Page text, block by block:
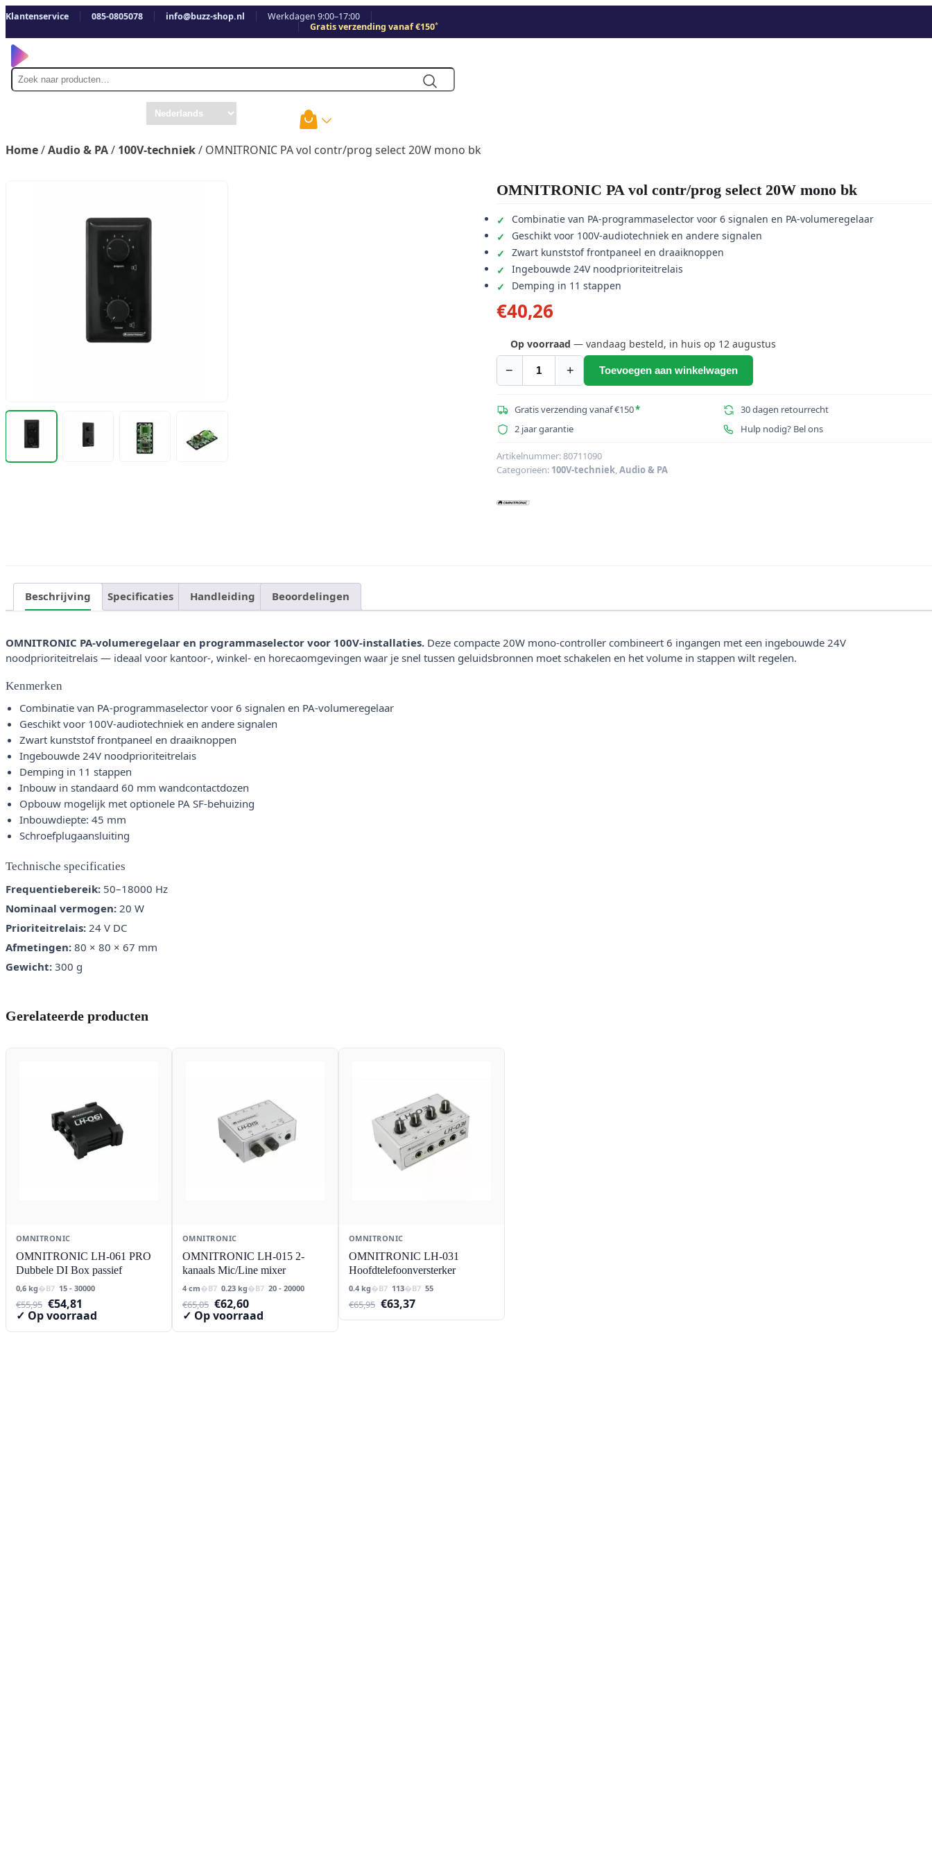
Klantenservice 085-0805078 info@buzz-shop.nl
Werkdagen 9:00–17:00
Gratis verzending vanaf €150*
Zoek
naar
Home/Audio & PA/ 100V-techniek/ OMNITRONIC PA vol contr/prog select 20W mono bk
OMNITRONIC PA vol contr/prog select 20W mono bk
Combinatie van PA-programmaselector voor 6 signalen en PA-volumeregelaar
Geschikt voor 100V-audiotechniek en andere signalen
Zwart kunststof frontpaneel en draaiknoppen
Ingebouwde 24V noodprioriteitrelais
Demping in 11 stappen
€40,26
Op voorraad — vandaag besteld, in huis op 12 augustus
−
OMNITRONIC
vol
contr/prog
20W
mono
+ Toevoegen aan winkelwagen
Gratis verzending vanaf €150*
30 dagen retourrecht
2 jaar garantie
Hulp nodig? Bel ons
Artikelnummer:80711090
Categorieën: 100V-techniek, Audio & PA
Beschrijving Specificaties Handleiding Beoordelingen
OMNITRONIC PA-volumeregelaar en programmaselector voor 100V-installaties. Deze compacte 20W mono-controller combineert 6 ingangen met een ingebouwde 24V
noodprioriteitrelais — ideaal voor kantoor-, winkel- en horecaomgevingen waar je snel tussen geluidsbronnen moet schakelen en het volume in stappen wilt regelen.
Kenmerken
Combinatie van PA-programmaselector voor 6 signalen en PA-volumeregelaar
Geschikt voor 100V-audiotechniek en andere signalen
Zwart kunststof frontpaneel en draaiknoppen
Ingebouwde 24V noodprioriteitrelais
Demping in 11 stappen
Inbouw in standaard 60 mm wandcontactdozen
Opbouw mogelijk met optionele PA SF-behuizing
Inbouwdiepte: 45 mm
Schroefplugaansluiting
Technische specificaties
Frequentiebereik: 50–18000 Hz
Nominaal vermogen: 20 W
Prioriteitrelais: 24 V DC
Afmetingen: 80 × 80 × 67 mm
Gewicht: 300 g
Gerelateerde producten
OMNITRONIC
OMNITRONIC LH-061 PRO
Dubbele DI Box passief
0,6 kg 15 - 30000
€55,95 Oorspronkelijke
prijs
€54,81
prijs
✓ Op voorraad
OMNITRONIC
OMNITRONIC LH-015 2-
kanaals Mic/Line mixer
4 cm 0.23 kg 20 - 20000
€65,05 Oorspronkelijke
prijs
€62,60Huidige
prijs
✓ Op voorraad
OMNITRONIC
OMNITRONIC LH-031
Hoofdtelefoonversterker
0.4 kg 113 55
€65,95 Oorspronkelijke
€63,37Huidige